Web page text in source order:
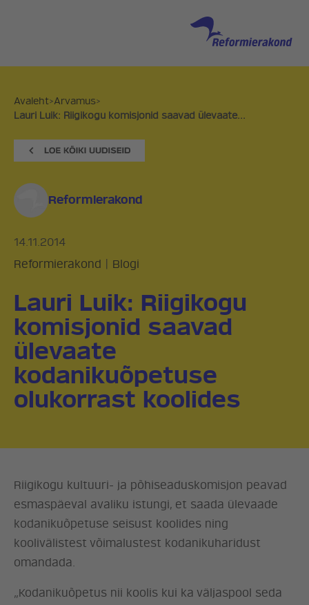
Avaleht>Arvamus>
Lauri Luik: Riigikogu komisjonid saavad ülevaate...
Reformierakond
14.11.2014
Reformierakond
Blogi
Lauri Luik: Riigikogu
komisjonid saavad
ülevaate
kodanikuõpetuse
olukorrast koolides
Riigikogu kultuuri- ja põhiseaduskomisjon peavad
esmaspäeval avaliku istungi, et saada ülevaade
kodanikuõpetuse seisust koolides ning
koolivälistest võimalustest kodanikuharidust
omandada.
„Kodanikuõpetus nii koolis kui ka väljaspool seda